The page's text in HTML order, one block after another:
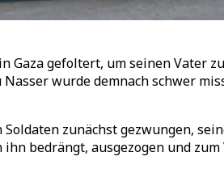
gefoltert, um seinen Vater
wurde demnach schwer
zunächst gezwungen,
bedrängt, ausgezogen und